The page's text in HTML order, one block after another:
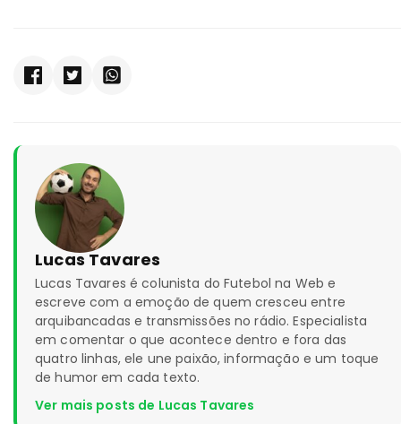
Lucas Tavares
Lucas Tavares é colunista do Futebol na Web e
escreve com a emoção de quem cresceu entre
arquibancadas e transmissões no rádio. Especialista
em comentar o que acontece dentro e fora das
quatro linhas, ele une paixão, informação e um toque
de humor em cada texto.
Ver mais posts de Lucas Tavares